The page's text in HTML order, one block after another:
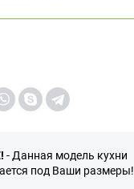
- Данная модель кухни
под Ваши размеры!